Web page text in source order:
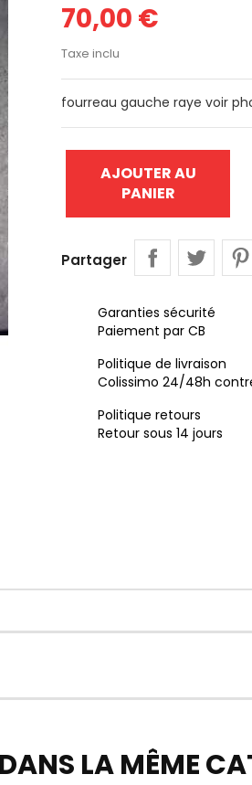
70,00 €
Taxe inclu
fourreau gauche raye voir
AJOUTER AU
PANIER
Partager
Garanties sécurité
Paiement par CB
Politique de livraison
Colissimo 24/48h
Politique retours
Retour sous 14 jours
LA MÊME